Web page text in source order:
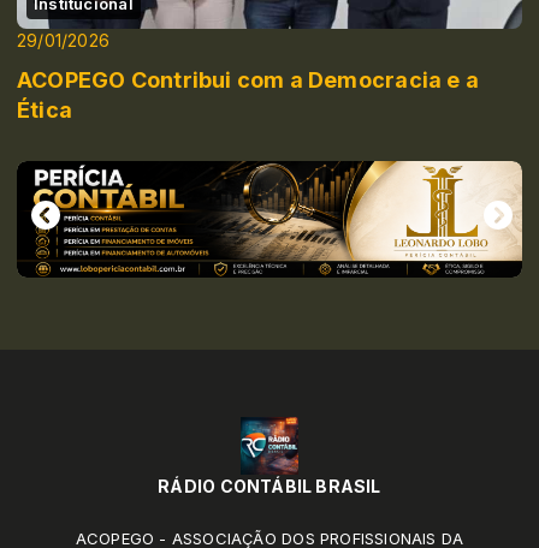
29/01/2026
ACOPEGO Contribui com a Democracia e a
Ética
RÁDIO CONTÁBIL BRASIL
ACOPEGO - ASSOCIAÇÃO DOS PROFISSIONAIS DA